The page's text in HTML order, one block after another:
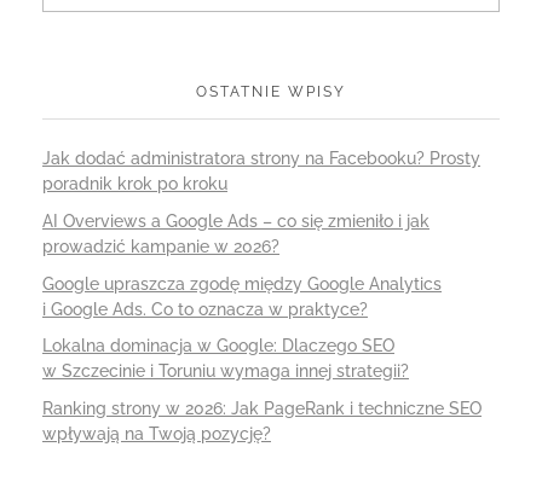
OSTATNIE WPISY
Jak dodać administratora strony na Facebooku? Prosty
poradnik krok po kroku
AI Overviews a Google Ads – co się zmieniło i jak
prowadzić kampanie w 2026?
Google upraszcza zgodę między Google Analytics
i Google Ads. Co to oznacza w praktyce?
Lokalna dominacja w Google: Dlaczego SEO
w Szczecinie i Toruniu wymaga innej strategii?
Ranking strony w 2026: Jak PageRank i techniczne SEO
wpływają na Twoją pozycję?